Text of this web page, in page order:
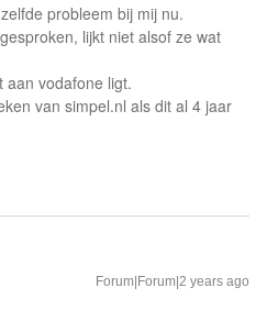
probleem bij mij nu.
lijkt niet alsof ze wat
aan vodafone ligt.
van simpel.nl als dit al 4 jaar
Forum|Forum|2 years ago